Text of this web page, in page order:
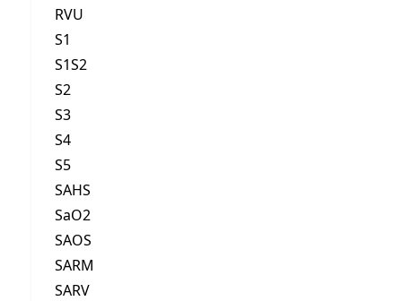
RVU
S1
S1S2
S2
S3
S4
S5
SAHS
SaO2
SAOS
SARM
SARV